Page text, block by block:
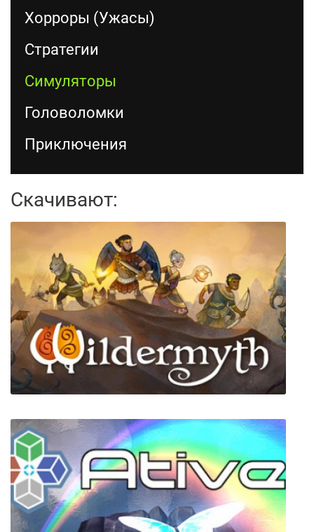
Хорроры (Ужасы)
Стратегии
Симуляторы
Головоломки
Приключения
Скачивают:
Wildermyth